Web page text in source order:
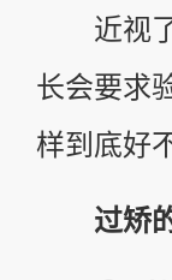
近视了
长会要求
样到底好
过矫的